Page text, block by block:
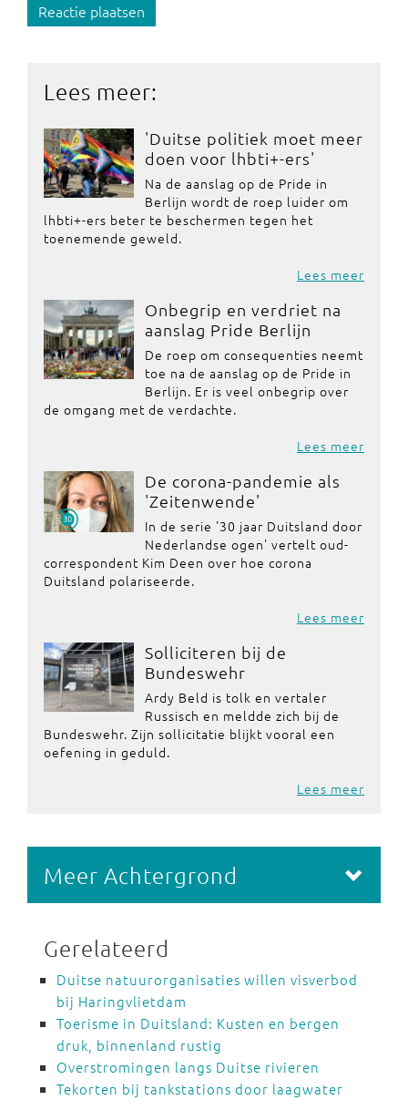
Reactie plaatsen
Lees meer:
'Duitse politiek moet meer
doen voor lhbti+-ers'
Na de aanslag op de Pride in
Berlijn wordt de roep luider om
lhbti+-ers beter te beschermen tegen het
toenemende geweld.
Lees meer
Onbegrip en verdriet na
aanslag Pride Berlijn
De roep om consequenties neemt
toe na de aanslag op de Pride in
Berlijn. Er is veel onbegrip over
de omgang met de verdachte.
Lees meer
De corona-pandemie als
'Zeitenwende'
In de serie '30 jaar Duitsland door
Nederlandse ogen' vertelt oud-
correspondent Kim Deen over hoe corona
Duitsland polariseerde.
Lees meer
Solliciteren bij de
Bundeswehr
Ardy Beld is tolk en vertaler
Russisch en meldde zich bij de
Bundeswehr. Zijn sollicitatie blijkt vooral een
oefening in geduld.
Lees meer
Meer Achtergrond
Gerelateerd
Duitse natuurorganisaties willen visverbod
bij Haringvlietdam
Toerisme in Duitsland: Kusten en bergen
druk, binnenland rustig
Overstromingen langs Duitse rivieren
Tekorten bij tankstations door laagwater